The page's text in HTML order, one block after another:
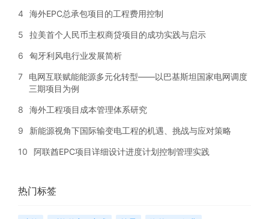
4 海外EPC总承包项目的工程费用控制
5 拉美首个人民币主权商贷项目的成功实践与启示
6 匈牙利风电行业发展简析
7
电网互联赋能能源多元化转型——以巴基斯坦国家电网调度
三期项目为例
8 海外工程项目成本管理体系研究
9 新能源视角下国际输变电工程的机遇、挑战与应对策略
10 阿联酋EPC项目详细设计进度计划控制管理实践
热门标签